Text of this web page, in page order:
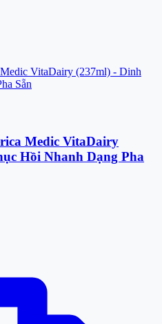
Medic VitaDairy
Hồi Nhanh Dạng Pha